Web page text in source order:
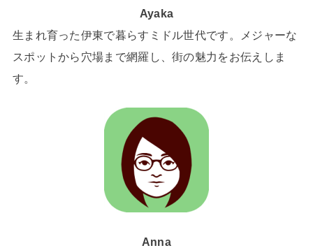
Ayaka
生まれ育った伊東で暮らすミドル世代です。メジャーな
スポットから穴場まで網羅し、街の魅力をお伝えしま
す。
Anna